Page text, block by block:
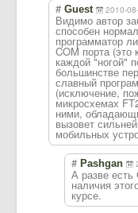
# Guest 2010-
Видимо автор
способен
программатор
COM порта (это
каждой "ногой"
большинстве
славный
(исключение,
микросхемах
ними,
вызовет
мобильных
# Pashgan
А разве есть
наличия
курсе.